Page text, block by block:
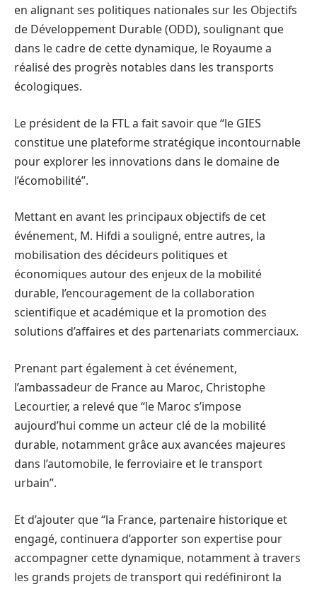
en alignant ses politiques nationales sur les Objectifs
de Développement Durable (ODD), soulignant que
dans le cadre de cette dynamique, le Royaume a
réalisé des progrès notables dans les transports
écologiques.
Le président de la FTL a fait savoir que “le GIES
constitue une plateforme stratégique incontournable
pour explorer les innovations dans le domaine de
l’écomobilité”.
Mettant en avant les principaux objectifs de cet
événement, M. Hifdi a souligné, entre autres, la
mobilisation des décideurs politiques et
économiques autour des enjeux de la mobilité
durable, l’encouragement de la collaboration
scientifique et académique et la promotion des
solutions d’affaires et des partenariats commerciaux.
Prenant part également à cet événement,
l’ambassadeur de France au Maroc, Christophe
Lecourtier, a relevé que “le Maroc s’impose
aujourd’hui comme un acteur clé de la mobilité
durable, notamment grâce aux avancées majeures
dans l’automobile, le ferroviaire et le transport
urbain”.
Et d’ajouter que “la France, partenaire historique et
engagé, continuera d’apporter son expertise pour
accompagner cette dynamique, notamment à travers
les grands projets de transport qui redéfiniront la